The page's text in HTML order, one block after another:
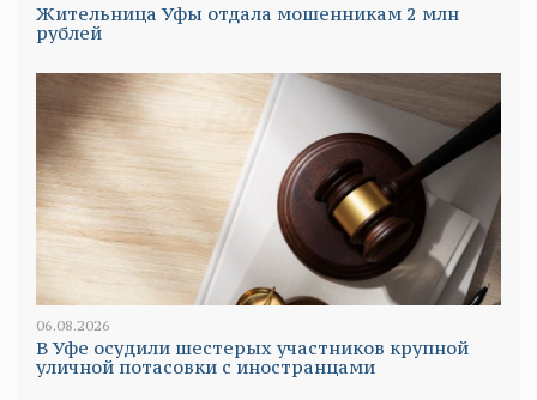
Жительница Уфы отдала мошенникам 2 млн
рублей
06.08.2026
В Уфе осудили шестерых участников крупной
уличной потасовки с иностранцами